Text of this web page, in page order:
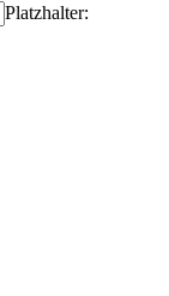
Platzhalter: